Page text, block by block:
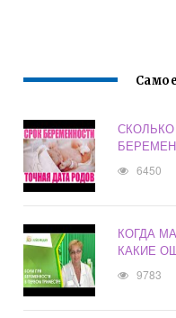
6450
КОГДА
КАКИЕ
9783